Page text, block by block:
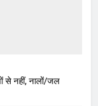
से नहीं, नालों/जल